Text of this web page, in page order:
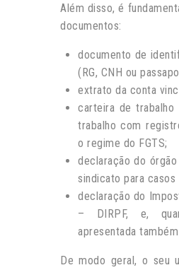
Além disso, é
documentos:
documento de
(RG, CNH ou
extrato da conta
carteira de trabalho
trabalho com
o regime do FGTS;
declaração do
sindicato para casos
declaração do
– DIRPF, e,
apresentada
De modo geral, o seu